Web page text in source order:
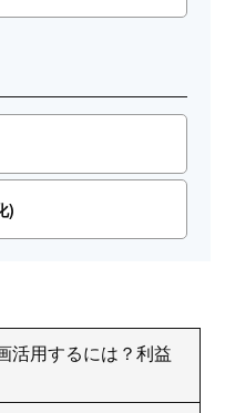
)
活用するには？利益